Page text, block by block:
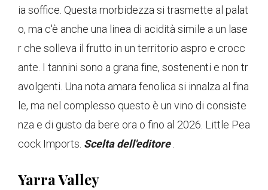
ia soffice. Questa morbidezza si trasmette al palat
o, ma c'è anche una linea di acidità simile a un lase
r che solleva il frutto in un territorio aspro e crocc
ante. I tannini sono a grana fine, sostenenti e non tr
avolgenti. Una nota amara fenolica si innalza al fina
le, ma nel complesso questo è un vino di consiste
nza e di gusto da bere ora o fino al 2026. Little Pea
cock Imports. Scelta dell'editore .
Yarra Valley